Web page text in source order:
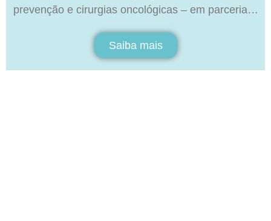
prevenção e cirurgias oncológicas – em parceria…
Saiba mais